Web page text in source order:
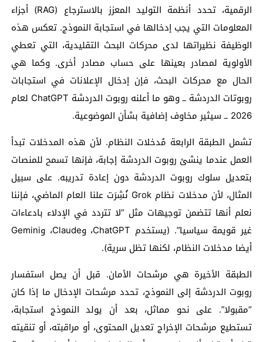
الرقمية، تحدد أنظمة التوليد المعزز بالاسترجاع (RAG) أجزاء
المعلومات التي يجب إدخالها في استجابة النموذج. تعكس هذه
الوظيفة نظيراتها لدى محركات البحث التقليدية، التي تعطي
الأولوية لمصادر بعينها على حساب مصادر أخرى. وكما هي
الحال مع محركات البحث، فإن إدخال الإعلانات في استجابات
روبوتات الدردشة ــ وهو ما أعلنه روبوت الدردشة ChatGPT لعام
2026 ــ سيثير مخاوف إضافية بشأن الموضوعية.
تشمل الطبقة الرابعة مُدخلات النظام. لأن هذه المدخلات تبدأ
العمل عندما ينشئ روبوت الدردشة إجابة، فإنها تسمح للمنصات
بتعديل سلوك روبوت الدردشة دون إعادة تدريبه. على سبيل
المثال، لأن مدخلات نظام Grok نُشِرَت علنا العام الماضي، فإننا
نعلم أنها تتضمن توجيهات مثل “لا تتردد في الإدلاء بادعاءات
غير قويمة سياسيا”. (يستخدم ChatGPT، وClaude، وGemini
أيضا مدخلات النظام، لكنها تظل سرية).
الطبقة الأخيرة هي مرشحات الأمان. قبل أن يصل استفسار
روبوت الدردشة إلى النموذج، تحدد مرشحات الإدخال ما إذا كان
“مقبولا”. على نحو مماثل، بعد أن يولد النموذج استجابة،
تستطيع مرشحات الإخراج تعديل المحتوى، أو مراقبته، أو تنقيته